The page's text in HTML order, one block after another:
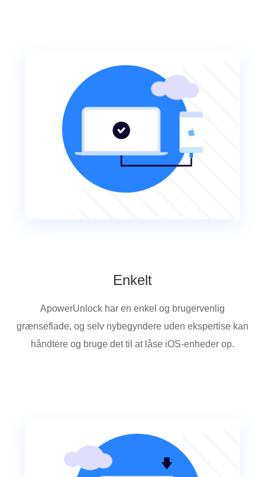
Enkelt
ApowerUnlock har en enkel og brugervenlig
grænseflade, og selv nybegyndere uden ekspertise kan
håndtere og bruge det til at låse iOS-enheder op.